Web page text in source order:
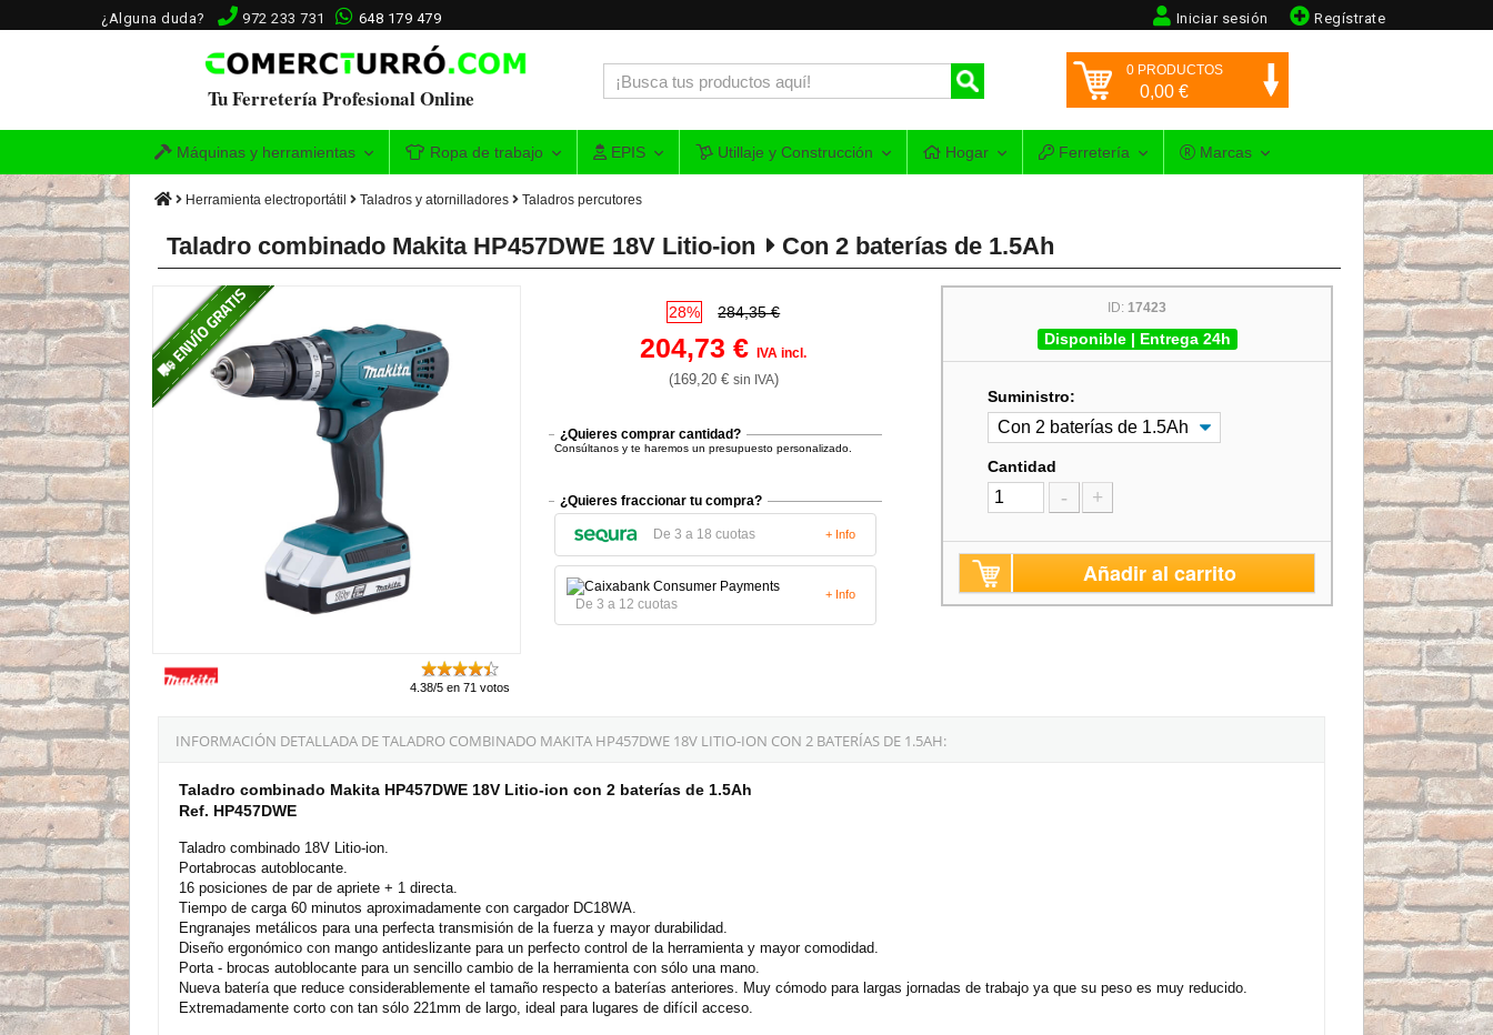
¿Alguna duda? 972 233 731 648 179 479 Regístrate
Iniciar sesión
Tu Ferretería Profesional Online
0 PRODUCTOS
0,00 €
Máquinas y herramientas Ropa de trabajo EPIS Utillaje y Construcción Hogar Ferretería Marcas
Herramienta electroportátil Taladros y atornilladores Taladros percutores
Taladro combinado Makita HP457DWE 18V Litio-ion Con 2 baterías de 1.5Ah
4.38/5 en 71 votos
28% 284,35 €
204,73 €IVA incl.
(169,20 € sin IVA)
¿Quieres comprar cantidad?
Consúltanos y te haremos un presupuesto personalizado.
¿Quieres fraccionar tu compra?
De 3 a 18 cuotas + Info
De 3 a 12 cuotas
+ Info
ID:17423
Disponible | Entrega 24h
Suministro:
Cantidad
- +
Añadir al carrito
INFORMACIÓN DETALLADA DE TALADRO COMBINADO MAKITA HP457DWE 18V LITIO-ION CON 2 BATERÍAS DE 1.5AH:
Taladro combinado Makita HP457DWE 18V Litio-ion con 2 baterías de 1.5Ah
Ref. HP457DWE
Taladro combinado 18V Litio-ion.
Portabrocas autoblocante.
16 posiciones de par de apriete + 1 directa.
Tiempo de carga 60 minutos aproximadamente con cargador DC18WA.
Engranajes metálicos para una perfecta transmisión de la fuerza y mayor durabilidad.
Diseño ergonómico con mango antideslizante para un perfecto control de la herramienta y mayor comodidad.
Porta - brocas autoblocante para un sencillo cambio de la herramienta con sólo una mano.
Nueva batería que reduce considerablemente el tamaño respecto a baterías anteriores. Muy cómodo para largas jornadas de trabajo ya que su peso es muy reducido.
Extremadamente corto con tan sólo 221mm de largo, ideal para lugares de difícil acceso.